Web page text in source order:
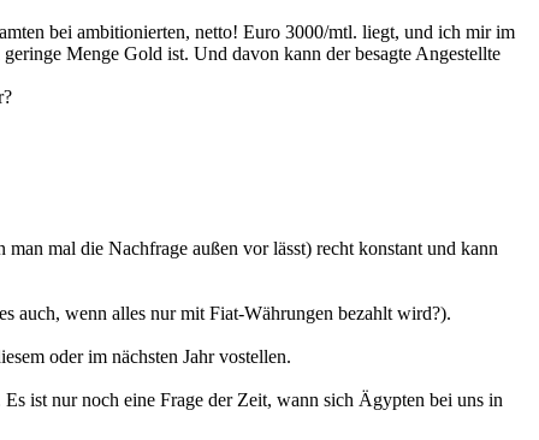
bei ambitionierten, netto! Euro 3000/mtl. liegt, und ich mir im
Menge Gold ist. Und davon kann der besagte Angestellte
mal die Nachfrage außen vor lässt) recht konstant und kann
auch, wenn alles nur mit Fiat-Währungen bezahlt wird?).
oder im nächsten Jahr vostellen.
ist nur noch eine Frage der Zeit, wann sich Ägypten bei uns in